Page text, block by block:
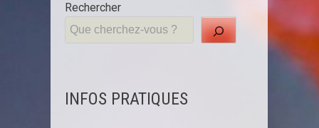
Rechercher
INFOS PRATIQUES